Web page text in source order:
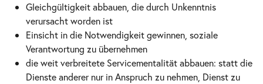
Gleichgültigkeit abbauen, die durch Unkenntnis
verursacht worden ist
Einsicht in die Notwendigkeit gewinnen, soziale
Verantwortung zu übernehmen
die weit verbreitete Servicementalität abbauen: statt die
Dienste anderer nur in Anspruch zu nehmen, Dienst zu